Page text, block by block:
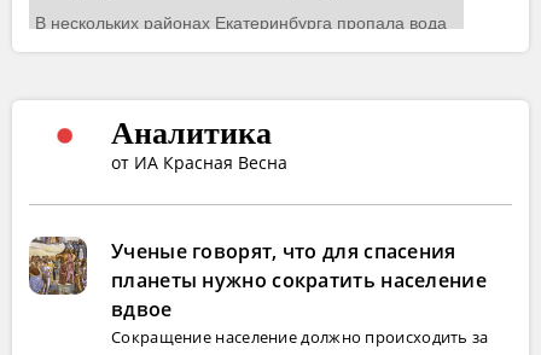
Аналитика
от ИА Красная Весна
Ученые говорят, что для спасения
планеты нужно сократить население
вдвое
Сокращение население должно происходить за